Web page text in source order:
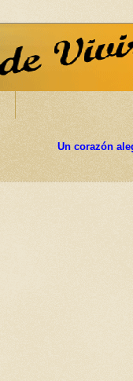
Un corazón alegre